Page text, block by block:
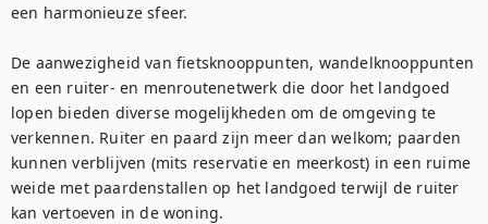
een harmonieuze sfeer.
De aanwezigheid van fietsknooppunten, wandelknooppunten
en een ruiter- en menroutenetwerk die door het landgoed
lopen bieden diverse mogelijkheden om de omgeving te
verkennen. Ruiter en paard zijn meer dan welkom; paarden
kunnen verblijven (mits reservatie en meerkost) in een ruime
weide met paardenstallen op het landgoed terwijl de ruiter
kan vertoeven in de woning.